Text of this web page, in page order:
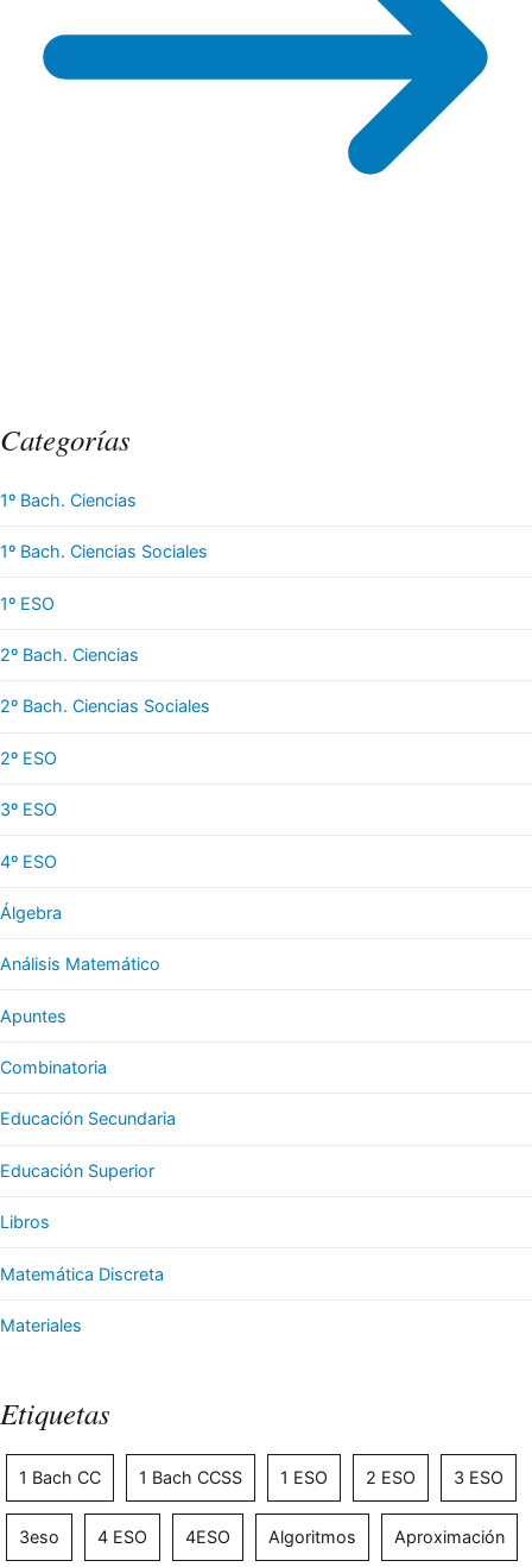
Categorías
1º Bach. Ciencias
1º Bach. Ciencias Sociales
1º ESO
2º Bach. Ciencias
2º Bach. Ciencias Sociales
2º ESO
3º ESO
4º ESO
Álgebra
Análisis Matemático
Apuntes
Combinatoria
Educación Secundaria
Educación Superior
Libros
Matemática Discreta
Materiales
Etiquetas
1 Bach CC 1 Bach CCSS 1 ESO 2 ESO 3 ESO
3eso 4 ESO 4ESO Algoritmos Aproximación